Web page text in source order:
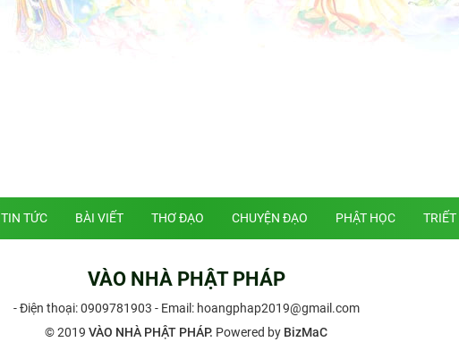
TIN TỨC BÀI VIẾT THƠ ĐẠO CHUYỆN ĐẠO PHẬT HỌC TRIẾT
VÀO NHÀ PHẬT PHÁP
- Điện thoại:0909781903 - Email: hoangphap2019@gmail.com
© 2019 VÀO NHÀ PHẬT PHÁP. Powered by BizMaC